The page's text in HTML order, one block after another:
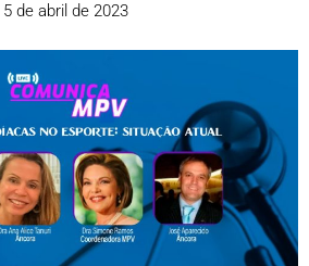
5 de abril de 2023